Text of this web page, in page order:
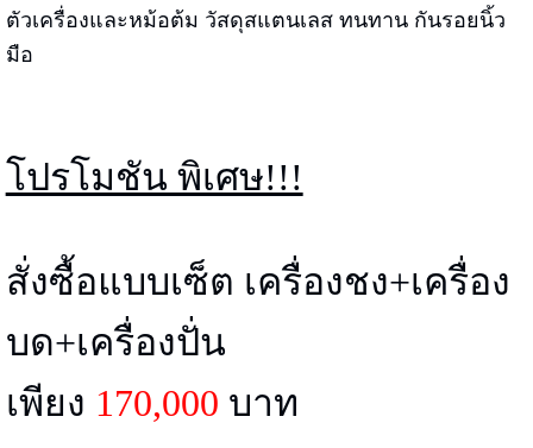
ตัวเครื่องและหม้อต้ม วัสดุสแตนเลส ทนทาน กันรอยนิ้ว
มือ
โปรโมชัน พิเศษ!!!
สั่งซื้อแบบเซ็ต เครื่องชง+เครื่อง
บด+เครื่องปั่น
เพียง 170,000 บาท